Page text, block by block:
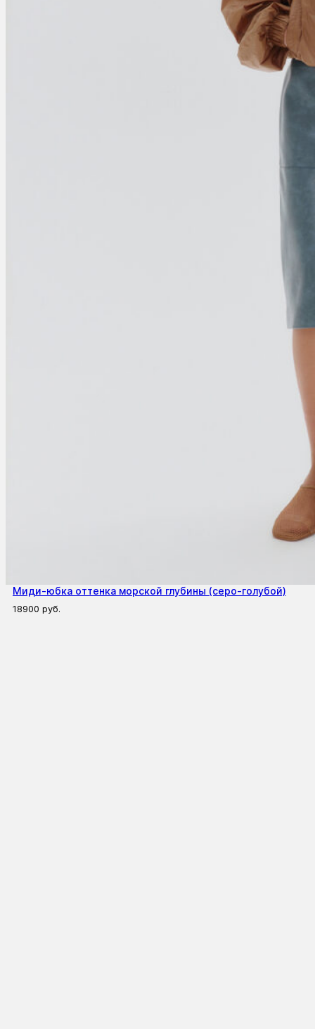
Миди-юбка оттенка морской глубины (cеро-голубой)
18900 руб.